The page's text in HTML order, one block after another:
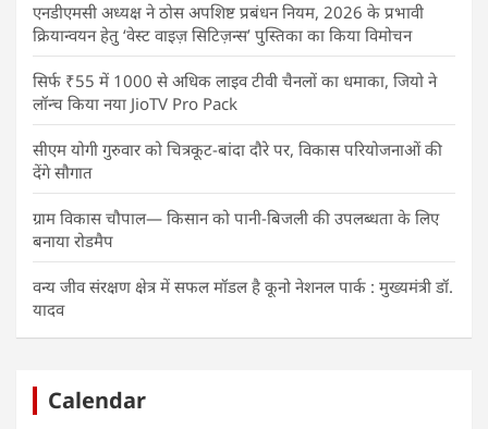
एनडीएमसी अध्यक्ष ने ठोस अपशिष्ट प्रबंधन नियम, 2026 के प्रभावी
क्रियान्वयन हेतु ‘वेस्ट वाइज़ सिटिज़न्स’ पुस्तिका का किया विमोचन
सिर्फ ₹55 में 1000 से अधिक लाइव टीवी चैनलों का धमाका, जियो ने
लॉन्च किया नया JioTV Pro Pack
सीएम योगी गुरुवार को चित्रकूट-बांदा दौरे पर, विकास परियोजनाओं की
देंगे सौगात
ग्राम विकास चौपाल— किसान को पानी-बिजली की उपलब्धता के लिए
बनाया रोडमैप
वन्य जीव संरक्षण क्षेत्र में सफल मॉडल है कूनो नेशनल पार्क : मुख्यमंत्री डॉ.
यादव
Calendar